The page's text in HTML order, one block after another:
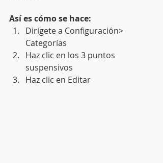
Así es cómo se hace:
Dirígete a Configuración>
Categorías
Haz clic en los 3 puntos
suspensivos
Haz clic en Editar